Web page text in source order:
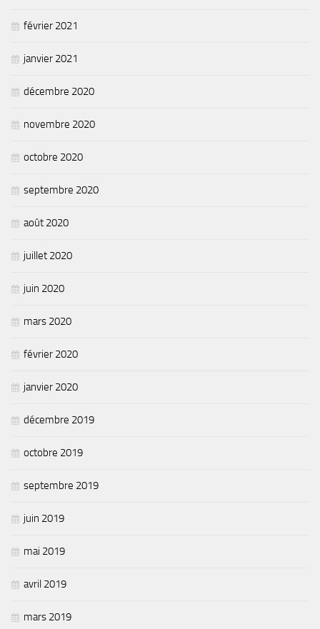
février 2021
janvier 2021
décembre 2020
novembre 2020
octobre 2020
septembre 2020
août 2020
juillet 2020
juin 2020
mars 2020
février 2020
janvier 2020
décembre 2019
octobre 2019
septembre 2019
juin 2019
mai 2019
avril 2019
mars 2019